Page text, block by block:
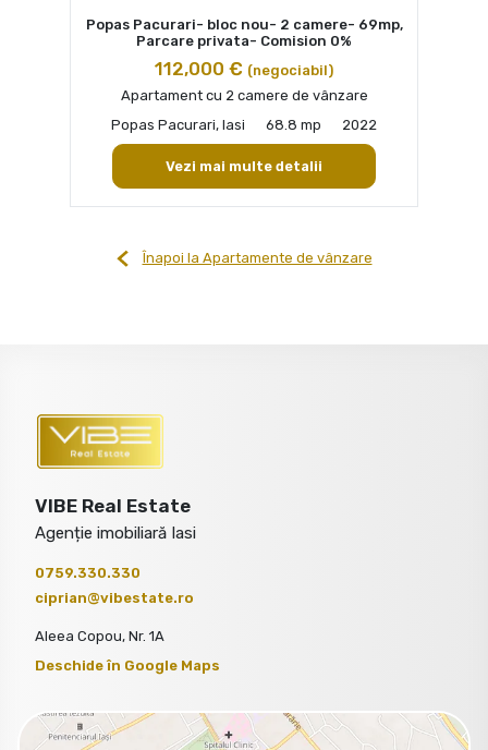
Popas Pacurari- bloc nou- 2 camere- 69mp,
Parcare privata- Comision 0%
112,000 € (negociabil)
Apartament cu 2 camere de vânzare
Popas Pacurari, Iasi
68.8 mp 2022
Vezi mai multe detalii
Înapoi la Apartamente de vânzare
VIBE Real Estate
Agenție imobiliară Iasi
0759.330.330
ciprian@vibestate.ro
Aleea Copou, Nr. 1A
Deschide în Google Maps